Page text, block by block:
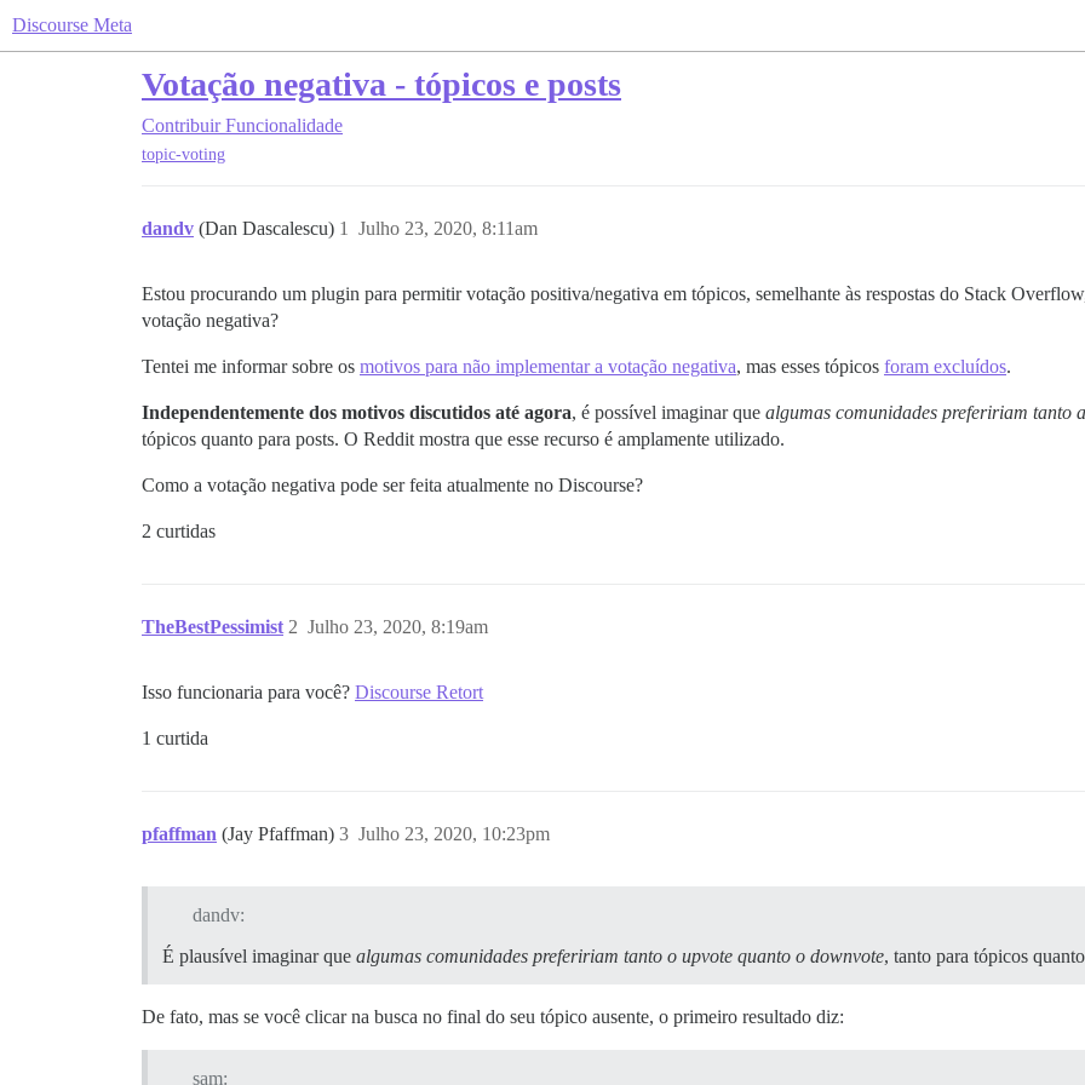
Discourse Meta
Votação negativa - tópicos e posts
Contribuir Funcionalidade
topic-voting
dandv (Dan Dascalescu) Julho 23, 2020, 8:11am
1
Estou procurando um plugin para permitir votação positiva/negativa em tópicos, semelhante às respostas do Stack
votação negativa?
Tentei me informar sobre os motivos para não implementar a votação negativa, mas esses tópicos foram excluídos.
Independentemente dos motivos discutidos até agora, é possível imaginar que algumas comunidades prefeririam tanto
tópicos quanto para posts. O Reddit mostra que esse recurso é amplamente utilizado.
Como a votação negativa pode ser feita atualmente no Discourse?
2 curtidas
TheBestPessimist Julho 23, 2020, 8:19am
2
Isso funcionaria para você? Discourse Retort
1 curtida
pfaffman (Jay Pfaffman) Julho 23, 2020, 10:23pm
3
dandv:
É plausível imaginar que algumas comunidades prefeririam tanto o upvote quanto o downvote, tanto para tópicos
De fato, mas se você clicar na busca no final do seu tópico ausente, o primeiro resultado diz:
sam: